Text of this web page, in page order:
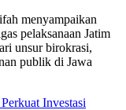
menyampaikan
pelaksanaan Jatim
unsur birokrasi,
publik di Jawa
Investasi